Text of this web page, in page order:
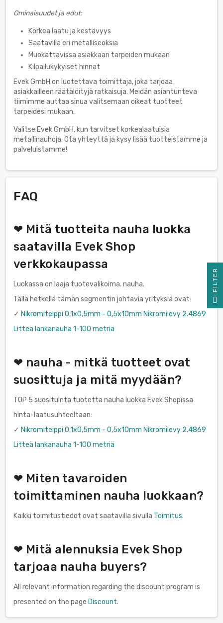
Ominaisuudet ja edut:
Korkea laatu ja kestävyys
Saatavilla eri metalliseoksia
Muokattavissa asiakkaan tarpeiden mukaan
Kilpailukykyiset hinnat
Evek GmbH on luotettava toimittaja, joka tarjoaa
asiakkailleen räätälöityjä ratkaisuja. Meidän asiantunteva
tiimimme auttaa sinua valitsemaan oikeat tuotteet
tarpeidesi mukaan.
Valitse Evek GmbH, kun tarvitset korkealaatuisia
metallinauhoja. Ota yhteyttä ja kysy lisää tuotteistamme ja
palveluistamme!
FAQ
❤ Mitä tuotteita nauha luokka
saatavilla Evek Shop
verkkokaupassa
Luokassa on laaja tuotevalikoima. nauha.
Tällä hetkellä tämän segmentin johtavia yrityksiä ovat:
✓ Nikromiteippi 0,1x0,5mm - 0,5x10mm Nikromilevy 2.4869
Litteä lankanauha 1-100 metriä
❤ nauha - mitkä tuotteet ovat
suosittuja ja mitä myydään?
TOP 5 suosituinta tuotetta nauha luokka Evek Shopissa
hinta-laatusuhteeltaan:
✓ Nikromiteippi 0,1x0,5mm - 0,5x10mm Nikromilevy 2.4869
Litteä lankanauha 1-100 metriä
❤ Miten tavaroiden
toimittaminen nauha luokkaan?
Kaikki toimitustiedot ovat saatavilla sivulla Toimitus.
❤ Mitä alennuksia Evek Shop
tarjoaa nauha buyers?
All relevant information regarding the discount program is
presented on the page Discount.
R